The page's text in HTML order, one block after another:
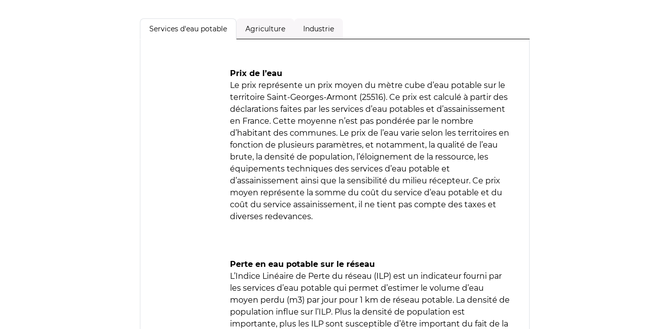
Services d'eau potable Agriculture Industrie
Prix de l’eau
Le prix représente un prix moyen du mètre cube d’eau potable sur le
territoire Saint-Georges-Armont (25516). Ce prix est calculé à partir des
déclarations faites par les services d’eau potables et d’assainissement
en France. Cette moyenne n’est pas pondérée par le nombre
d’habitant des communes. Le prix de l’eau varie selon les territoires en
fonction de plusieurs paramètres, et notamment, la qualité de l’eau
brute, la densité de population, l’éloignement de la ressource, les
équipements techniques des services d’eau potable et
d’assainissement ainsi que la sensibilité du milieu récepteur. Ce prix
moyen représente la somme du coût du service d’eau potable et du
coût du service assainissement, il ne tient pas compte des taxes et
diverses redevances.
Perte en eau potable sur le réseau
L’Indice Linéaire de Perte du réseau (ILP) est un indicateur fourni par
les services d’eau potable qui permet d’estimer le volume d’eau
moyen perdu (m3) par jour pour 1 km de réseau potable. La densité de
population influe sur l’ILP. Plus la densité de population est
importante, plus les ILP sont susceptible d’être important du fait de la